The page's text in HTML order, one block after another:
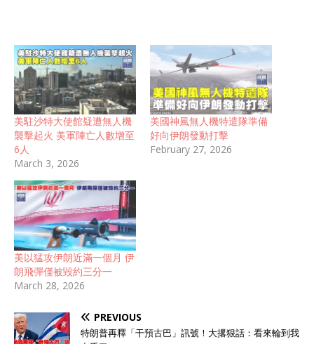
美駐沙特大使館疑遭無人機
襲擊起火 美軍陣亡人數增至
6人
March 3, 2026
美國神風無人機特遣隊準備
好向伊朗發動打擊
February 27, 2026
美以猛攻伊朗近滿一個月 伊
朗飛彈僅被毀約三分一
March 28, 2026
PREVIOUS
特朗普再釋「干預古巴」訊號！大撂狠話：看來輪到我